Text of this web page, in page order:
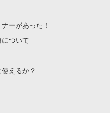
ーがあった！
ついて
えるか？